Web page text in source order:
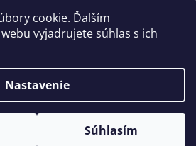
cookie. Ďalším
vyjadrujete súhlas s ich
Nastavenie
Súhlasím
toner so zľavou - 7 %. Prajeme
platby
Vytvoril Shoptet
. Všetky práva vyhradené.